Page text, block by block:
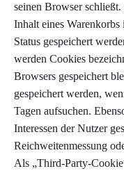
seinen Browser
Inhalt eines
Status gespeichert
werden Cookies
Browsers gespeichert
gespeichert werden,
Tagen aufsuchen.
Interessen der Nutzer
Reichweitenmessung
Als „Third-Party-